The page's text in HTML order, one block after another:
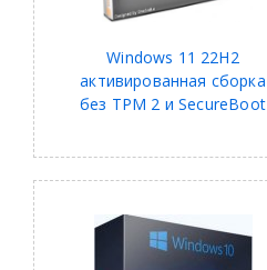
Windows 11 22H2
активированная сборка
без TPM 2 и SecureBoot